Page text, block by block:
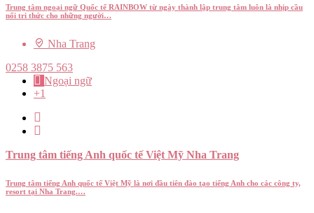
Trung tâm ngoại ngữ Quốc tế RAINBOW từ ngày thành lập trung tâm luôn là nhịp cầu
nối tri thức cho những người…
Nha Trang
0258 3875 563
Ngoại ngữ
+1
Trung tâm tiếng Anh quốc tế Việt Mỹ Nha Trang
Trung tâm tiếng Anh quốc tế Việt Mỹ là nơi đầu tiên đào tạo tiếng Anh cho các công ty,
resort tại Nha Trang.…